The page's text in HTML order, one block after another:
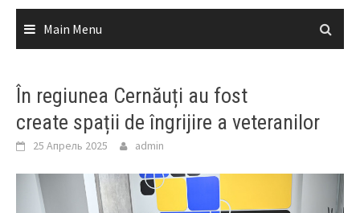
Main Menu
În regiunea Cernăuți au fost
create spații de îngrijire a veteranilor
25 Апрель 2025 admin